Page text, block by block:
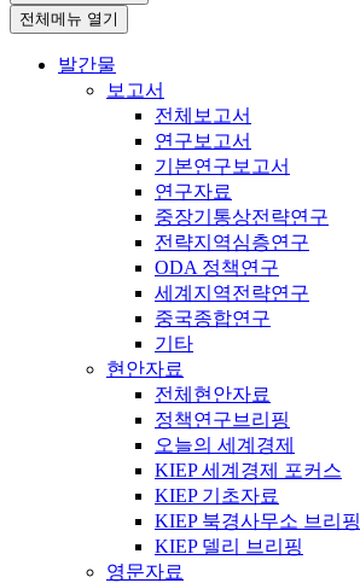
전체메뉴 열기
발간물
보고서
전체보고서
연구보고서
기본연구보고서
연구자료
중장기통상전략연구
전략지역심층연구
ODA 정책연구
세계지역전략연구
중국종합연구
기타
현안자료
전체현안자료
정책연구브리핑
오늘의 세계경제
KIEP 세계경제 포커스
KIEP 기초자료
KIEP 북경사무소 브리핑
KIEP 델리 브리핑
영문자료